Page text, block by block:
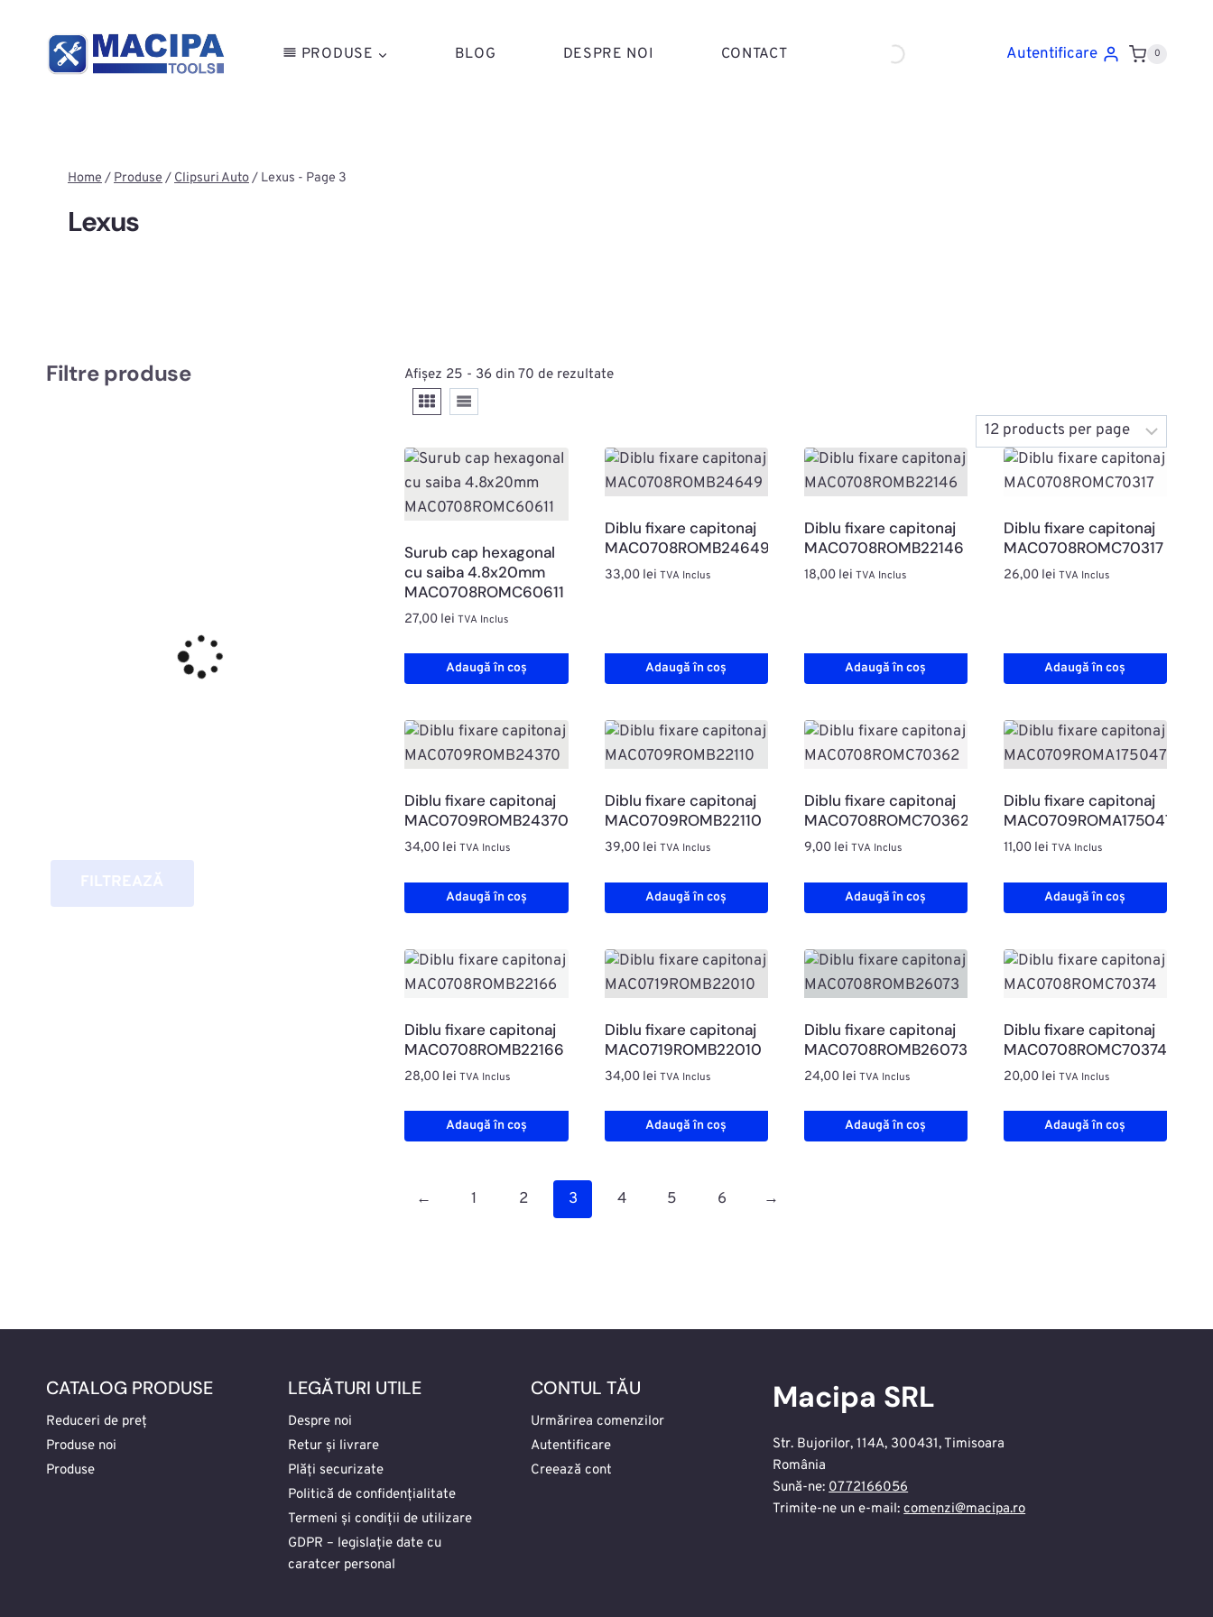
PRODUSE BLOG DESPRE NOI CONTACT Autentificare 0
Home/Produse/Clipsuri Auto/ Lexus - Page 3
Lexus
Afișez 25 - 36 din 70 de rezultate
Surub cap hexagonal
cu saiba 4.8x20mm
MAC0708ROMC60611
27,00 lei TVA Inclus
Adaugă în coș
Diblu fixare capitonaj
MAC0708ROMB24649
33,00 lei TVA Inclus
Adaugă în coș
Diblu fixare capitonaj
MAC0708ROMB22146
18,00 lei TVA Inclus
Adaugă în coș
Diblu fixare capitonaj
MAC0708ROMC70317
26,00 lei TVA Inclus
Adaugă în coș
Diblu fixare capitonaj
MAC0709ROMB24370
34,00 lei TVA Inclus
Adaugă în coș
Diblu fixare capitonaj
MAC0709ROMB22110
39,00 lei TVA Inclus
Adaugă în coș
Diblu fixare capitonaj
MAC0708ROMC70362
9,00 lei TVA Inclus
Adaugă în coș
Diblu fixare capitonaj
MAC0709ROMA175047
11,00 lei TVA Inclus
Adaugă în coș
Diblu fixare capitonaj
MAC0708ROMB22166
28,00 lei TVA Inclus
Adaugă în coș
Diblu fixare capitonaj
MAC0719ROMB22010
34,00 lei TVA Inclus
Adaugă în coș
Diblu fixare capitonaj
MAC0708ROMB26073
24,00 lei TVA Inclus
Adaugă în coș
Diblu fixare capitonaj
MAC0708ROMC70374
20,00 lei TVA Inclus
Adaugă în coș
← 1 2 3 4 5 6 →
Filtre produse
FILTREAZĂ
CATALOG PRODUSE
Reduceri de preț
Produse noi
Produse
LEGĂTURI UTILE
Despre noi
Retur și livrare
Plăți securizate
Politică de confidențialitate
Termeni și condiții de utilizare
GDPR – legislație date cu
caratcer personal
CONTUL TĂU
Urmărirea comenzilor
Autentificare
Creează cont
Macipa SRL
Str. Bujorilor, 114A, 300431, Timisoara
România
Sună-ne: 0772166056
Trimite-ne un e-mail:comenzi@macipa.ro